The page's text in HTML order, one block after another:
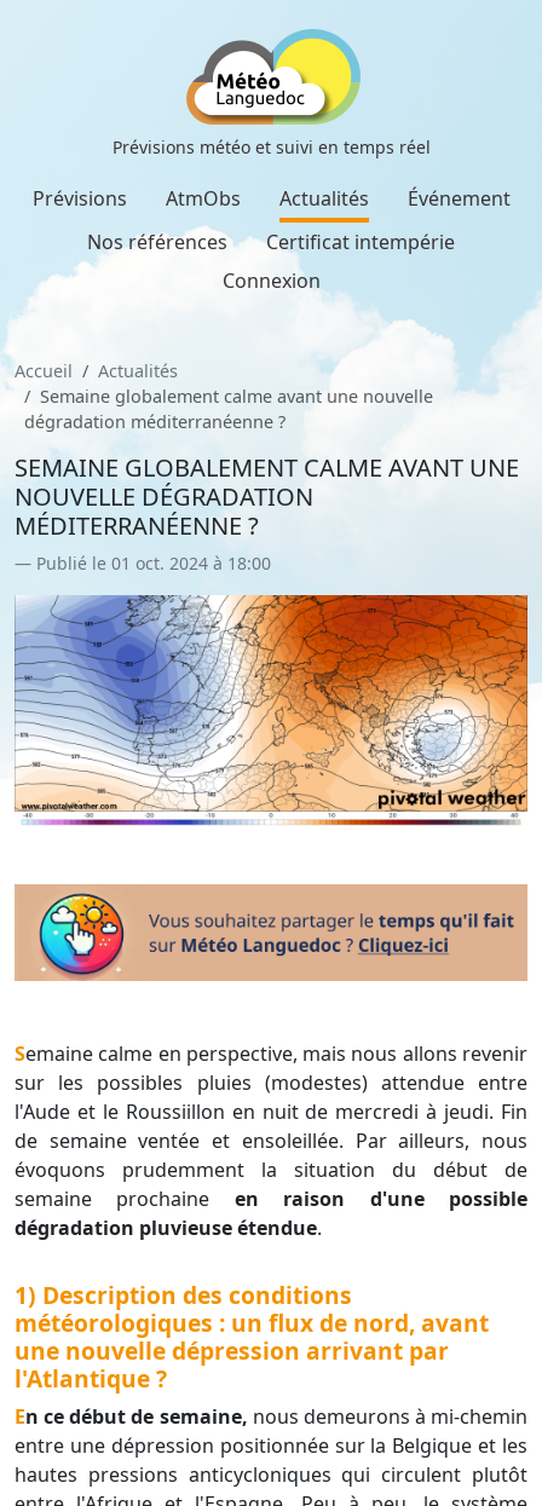
Prévisions météo et suivi en temps réel
Prévisions AtmObs Actualités
Événement
Nos références
Certificat intempérie
Connexion
Accueil
Actualités
Semaine globalement calme avant une nouvelle
dégradation méditerranéenne ?
SEMAINE GLOBALEMENT CALME AVANT UNE
NOUVELLE DÉGRADATION
MÉDITERRANÉENNE ?
Publié le 01 oct. 2024 à 18:00
Semaine calme en perspective, mais nous allons revenir
sur les possibles pluies (modestes) attendue entre
l'Aude et le Roussiillon en nuit de mercredi à jeudi. Fin
de semaine ventée et ensoleillée. Par ailleurs, nous
évoquons prudemment la situation du début de
semaine prochaine en raison d'une possible
dégradation pluvieuse étendue.
1) Description des conditions
météorologiques : un flux de nord, avant
une nouvelle dépression arrivant par
l'Atlantique ?
En ce début de semaine, nous demeurons à mi-chemin
entre une dépression positionnée sur la Belgique et les
hautes pressions anticycloniques qui circulent plutôt